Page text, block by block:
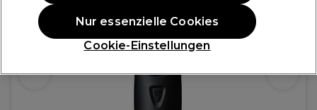
Cookie-Einstellungen
Nur essenzielle Cookies